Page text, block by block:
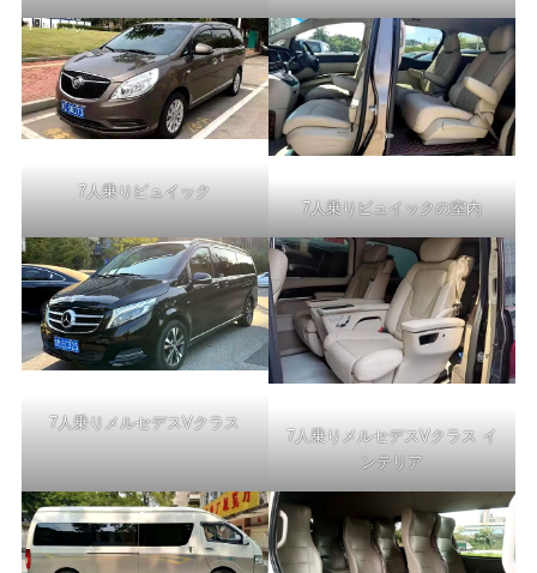
7人乗りビュイック
7人乗りビュイックの室内
7人乗りメルセデスVクラス
7人乗りメルセデスVクラス イ
ンテリア